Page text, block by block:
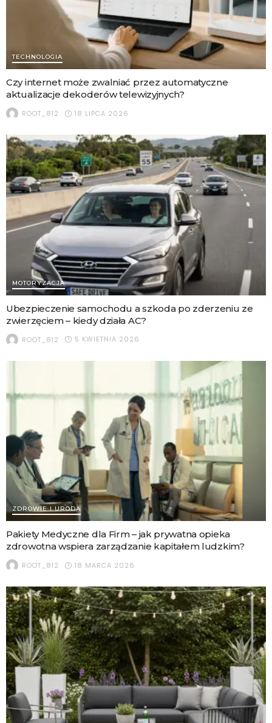
TECHNOLOGIA
Czy internet może zwalniać przez automatyczne
aktualizacje dekoderów telewizyjnych?
ROOT_812 18 LIPCA 2026
MOTORYZACJA
Ubezpieczenie samochodu a szkoda po zderzeniu ze
zwierzęciem – kiedy działa AC?
ROOT_812 5 KWIETNIA 2026
ZDROWIE I URODA
Pakiety Medyczne dla Firm – jak prywatna opieka
zdrowotna wspiera zarządzanie kapitałem ludzkim?
ROOT_812 18 MARCA 2026